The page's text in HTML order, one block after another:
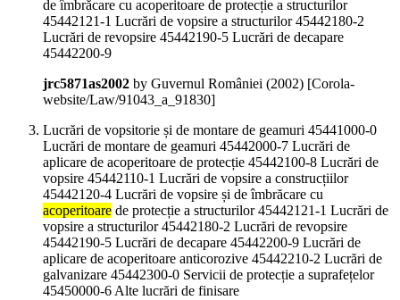
de îmbrăcare cu acoperitoare de protecție a structurilor
45442121-1 Lucrări de vopsire a structurilor 45442180-2
Lucrări de revopsire 45442190-5 Lucrări de decapare
45442200-9
jrc5871as2002 by Guvernul României (2002) [Corola-
website/Law/91043_a_91830]
Lucrări de vopsitorie și de montare de geamuri 45441000-0
Lucrări de montare de geamuri 45442000-7 Lucrări de
aplicare de acoperitoare de protecție 45442100-8 Lucrări de
vopsire 45442110-1 Lucrări de vopsire a construcțiilor
45442120-4 Lucrări de vopsire și de îmbrăcare cu
acoperitoare de protecție a structurilor 45442121-1 Lucrări de
vopsire a structurilor 45442180-2 Lucrări de revopsire
45442190-5 Lucrări de decapare 45442200-9 Lucrări de
aplicare de acoperitoare anticorozive 45442210-2 Lucrări de
galvanizare 45442300-0 Servicii de protecție a suprafețelor
45450000-6 Alte lucrări de finisare